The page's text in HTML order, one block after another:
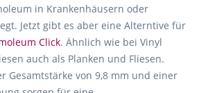
in Krankenhäusern oder
Jetzt gibt es aber eine Alterntive für
Click. Ähnlich wie bei Vinyl
auch als Planken und Fliesen.
Gesamtstärke von 9,8 mm und einer